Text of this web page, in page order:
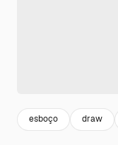
esboço draw